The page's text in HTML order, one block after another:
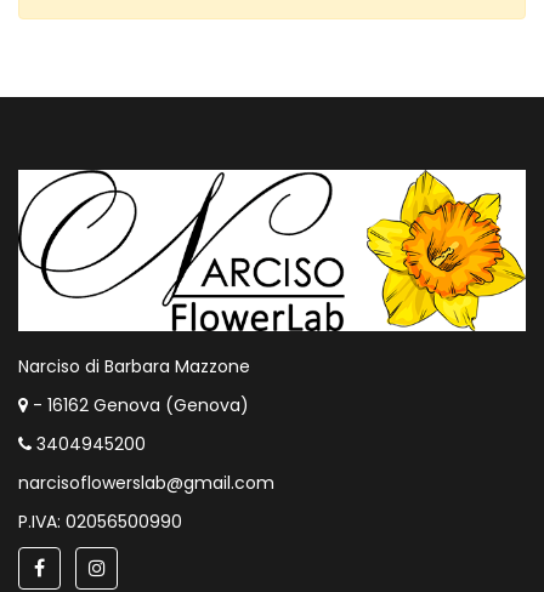
Narciso di Barbara Mazzone
- 16162 Genova (Genova)
3404945200
narcisoflowerslab@gmail.com
P.IVA: 02056500990